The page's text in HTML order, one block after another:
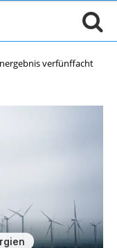
verfünffacht